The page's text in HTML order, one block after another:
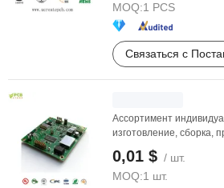
MOQ:1 PCS
Связаться с
Ассортимент
изготовление, сборка,
0,01 $ / шт.
MOQ:1 шт.